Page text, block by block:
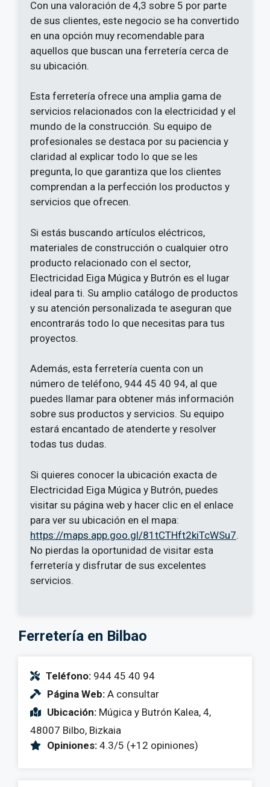
Con una valoración de 4,3 sobre 5 por parte
de sus clientes, este negocio se ha convertido
en una opción muy recomendable para
aquellos que buscan una ferretería cerca de
su ubicación.
Esta ferretería ofrece una amplia gama de
servicios relacionados con la electricidad y el
mundo de la construcción. Su equipo de
profesionales se destaca por su paciencia y
claridad al explicar todo lo que se les
pregunta, lo que garantiza que los clientes
comprendan a la perfección los productos y
servicios que ofrecen.
Si estás buscando artículos eléctricos,
materiales de construcción o cualquier otro
producto relacionado con el sector,
Electricidad Eiga Múgica y Butrón es el lugar
ideal para ti. Su amplio catálogo de productos
y su atención personalizada te aseguran que
encontrarás todo lo que necesitas para tus
proyectos.
Además, esta ferretería cuenta con un
número de teléfono, 944 45 40 94, al que
puedes llamar para obtener más información
sobre sus productos y servicios. Su equipo
estará encantado de atenderte y resolver
todas tus dudas.
Si quieres conocer la ubicación exacta de
Electricidad Eiga Múgica y Butrón, puedes
visitar su página web y hacer clic en el enlace
para ver su ubicación en el mapa:
https://maps.app.goo.gl/81tCTHft2kiTcWSu7.
No pierdas la oportunidad de visitar esta
ferretería y disfrutar de sus excelentes
servicios.
Ferretería en Bilbao
Teléfono: 944 45 40 94
Página Web: A consultar
Ubicación: Múgica y Butrón Kalea, 4,
48007 Bilbo, Bizkaia
Opiniones: 4.3/5 (+12 opiniones)